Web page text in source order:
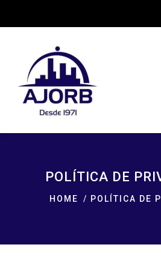
POLÍTICA DE
HOME POLÍTICA DE